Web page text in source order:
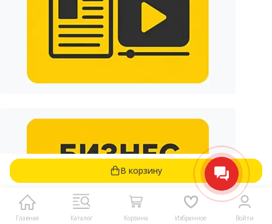
В корзину
Главная Каталог Корзина Избранное Войти